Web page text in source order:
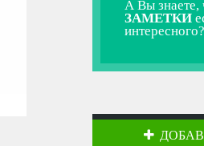
А Вы знаете,
ЗАМЕТКИ
интересного?